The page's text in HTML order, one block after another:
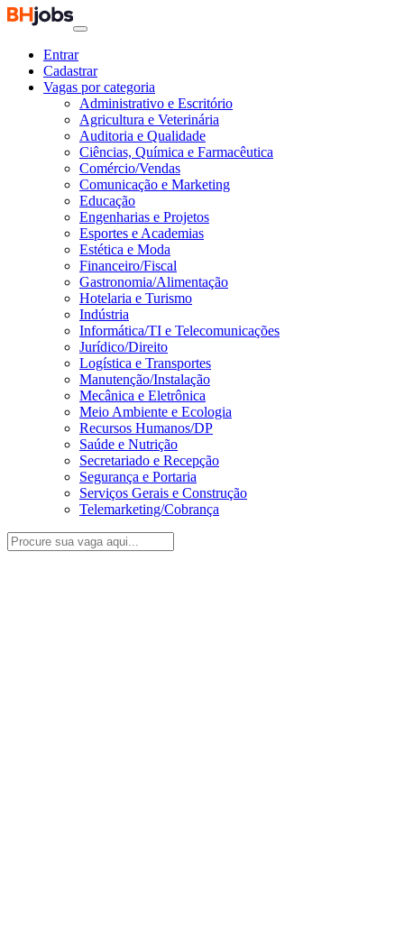
Entrar
Cadastrar
Vagas por categoria
Administrativo e Escritório
Agricultura e Veterinária
Auditoria e Qualidade
Ciências, Química e Farmacêutica
Comércio/Vendas
Comunicação e Marketing
Educação
Engenharias e Projetos
Esportes e Academias
Estética e Moda
Financeiro/Fiscal
Gastronomia/Alimentação
Hotelaria e Turismo
Indústria
Informática/TI e Telecomunicações
Jurídico/Direito
Logística e Transportes
Manutenção/Instalação
Mecânica e Eletrônica
Meio Ambiente e Ecologia
Recursos Humanos/DP
Saúde e Nutrição
Secretariado e Recepção
Segurança e Portaria
Serviços Gerais e Construção
Telemarketing/Cobrança